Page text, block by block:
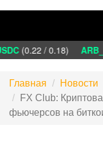
(0.22 / 0.18)
Главная
Новости
FX Club:
фьючерсов на